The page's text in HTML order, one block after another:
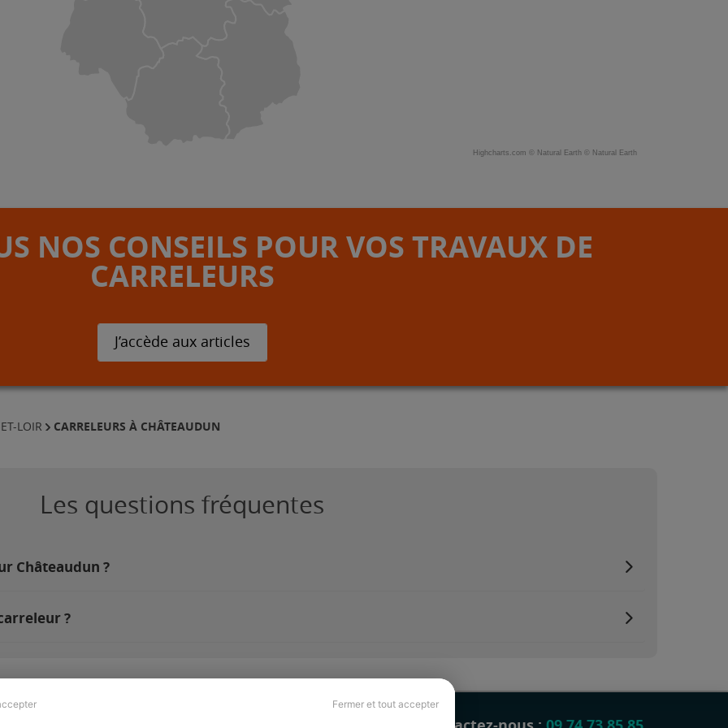
Fermer et tout accepter
Highcharts.com © Natural Earth © Natural Earth
NOS CONSEILS POUR VOS TRAVAUX DE
CARRELEURS
J’accède aux articles
LOIR CARRELEURS À CHÂTEAUDUN
Les questions fréquentes
Châteaudun ?
?